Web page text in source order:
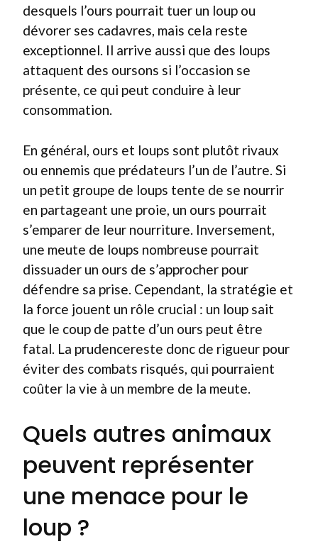
desquels l’ours pourrait tuer un loup ou
dévorer ses cadavres, mais cela reste
exceptionnel. Il arrive aussi que des loups
attaquent des oursons si l’occasion se
présente, ce qui peut conduire à leur
consommation.
En général, ours et loups sont plutôt rivaux
ou ennemis que prédateurs l’un de l’autre. Si
un petit groupe de loups tente de se nourrir
en partageant une proie, un ours pourrait
s’emparer de leur nourriture. Inversement,
une meute de loups nombreuse pourrait
dissuader un ours de s’approcher pour
défendre sa prise. Cependant, la stratégie et
la force jouent un rôle crucial : un loup sait
que le coup de patte d’un ours peut être
fatal. La prudencereste donc de rigueur pour
éviter des combats risqués, qui pourraient
coûter la vie à un membre de la meute.
Quels autres animaux
peuvent représenter
une menace pour le
loup ?